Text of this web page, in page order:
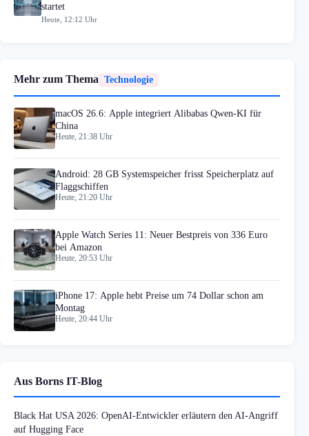
startet
Heute, 12:12 Uhr
Mehr zum Thema Technologie
macOS 26.6: Apple integriert Alibabas Qwen-KI für
China
Heute, 21:38 Uhr
Android: 28 GB Systemspeicher frisst Speicherplatz auf
Flaggschiffen
Heute, 21:20 Uhr
Apple Watch Series 11: Neuer Bestpreis von 336 Euro
bei Amazon
Heute, 20:53 Uhr
iPhone 17: Apple hebt Preise um 74 Dollar schon am
Montag
Heute, 20:44 Uhr
Aus Borns IT-Blog
Black Hat USA 2026: OpenAI-Entwickler erläutern den AI-Angriff
auf Hugging Face